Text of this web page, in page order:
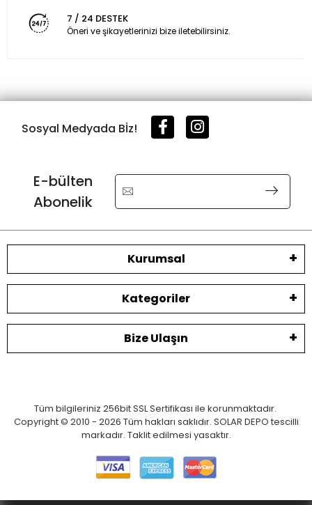
7 / 24 DESTEK
Öneri ve şikayetlerinizi bize iletebilirsiniz.
Sosyal Medyada Bİz!
E-bülten
Abonelik
Kurumsal
Kategoriler
Bize Ulaşın
Tüm bilgileriniz 256bit SSL Sertifikası ile korunmaktadır.
Copyright © 2010 - 2026 Tüm hakları saklıdır. SOLAR DEPO tescilli
markadır. Taklit edilmesi yasaktır.